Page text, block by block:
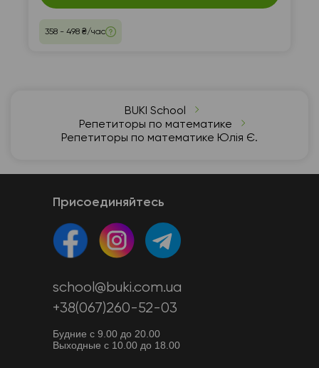
358 - 498 ₴/час
BUKI School
Репетиторы по математике
Репетиторы по математике Юлія Є.
Присоединяйтесь
school@buki.com.ua
+38(067)260-52-03
Будние с 9.00 до 20.00
Выходные с 10.00 до 18.00